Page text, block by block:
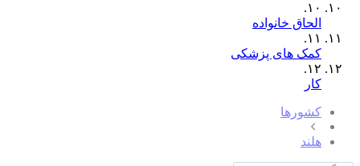
١٠.
الحاق خانواده
١١.
کمک های پزشکی
١٢.
کار
کشورها
هلند